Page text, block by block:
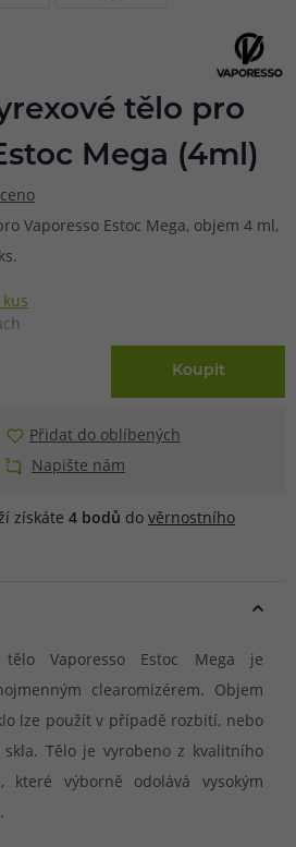
tělo pro
Mega (4ml)
Vaporesso Estoc Mega, objem 4 ml,
Koupit
Přidat do oblíbených
Napište nám
získáte 4 bodů do věrnostního
tělo Vaporesso Estoc Mega je
clearomizérem. Objem
lze použít v případě rozbití, nebo
skla. Tělo je vyrobeno z kvalitního
které výborně odolává vysokým